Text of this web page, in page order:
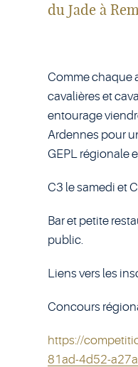
du Jade à
Comme chaque
cavalières et
entourage
Ardennes pour
GEPL régionale
C3 le samedi et
Bar et petite
public.
Liens vers les
Concours
https://
81ad-4d52-